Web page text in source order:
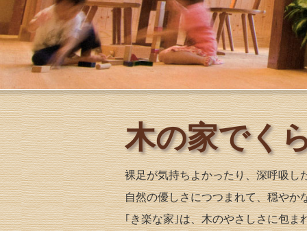
木の家でく
裸足が気持ちよかったり、深呼吸し
自然の優しさにつつまれて、穏やか
｢き楽な家｣は、木のやさしさに包